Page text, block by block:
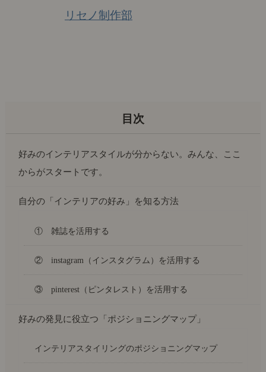
リセノ制作部
好みのインテリアスタイルが分からない。みんな、ここ
からがスタートです。
自分の「インテリアの好み」を知る方法
① 雑誌を活用する
② instagram（インスタグラム）を活用する
③ pinterest（ピンタレスト）を活用する
好みの発見に役立つ「ポジショニングマップ」
インテリアスタイリングのポジショニングマップ